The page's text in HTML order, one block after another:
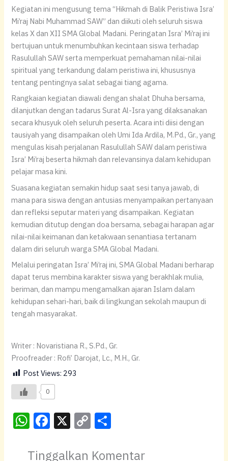
Kegiatan ini mengusung tema “Hikmah di Balik Peristiwa Isra’
Mi’raj Nabi Muhammad SAW” dan diikuti oleh seluruh siswa
kelas X dan XII SMA Global Madani. Peringatan Isra’ Mi’raj ini
bertujuan untuk menumbuhkan kecintaan siswa terhadap
Rasulullah SAW serta memperkuat pemahaman nilai-nilai
spiritual yang terkandung dalam peristiwa ini, khususnya
tentang pentingnya salat sebagai tiang agama.
Rangkaian kegiatan diawali dengan shalat Dhuha bersama,
dilanjutkan dengan tadarus Surat Al-Isra yang dilaksanakan
secara khusyuk oleh seluruh peserta. Acara inti diisi dengan
tausiyah yang disampaikan oleh Umi Ida Ardila, M.Pd., Gr., yang
mengulas kisah perjalanan Rasulullah SAW dalam peristiwa
Isra’ Mi’raj beserta hikmah dan relevansinya dalam kehidupan
pelajar masa kini.
Suasana kegiatan semakin hidup saat sesi tanya jawab, di
mana para siswa dengan antusias menyampaikan pertanyaan
dan refleksi seputar materi yang disampaikan. Kegiatan
kemudian ditutup dengan doa bersama, sebagai harapan agar
nilai-nilai keimanan dan ketakwaan senantiasa tertanam
dalam diri seluruh warga SMA Global Madani.
Melalui peringatan Isra’ Mi’raj ini, SMA Global Madani berharap
dapat terus membina karakter siswa yang berakhlak mulia,
beriman, dan mampu mengamalkan ajaran Islam dalam
kehidupan sehari-hari, baik di lingkungan sekolah maupun di
tengah masyarakat.
Writer : Novaristiana R., S.Pd., Gr.
Proofreader : Rofi’ Darojat, Lc., M.H., Gr.
Post Views: 293
0
W
at
F
c
X C
p ar
Tinggalkan Komentar